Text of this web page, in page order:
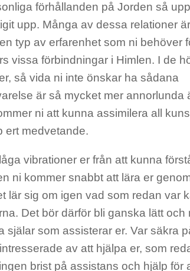
förhållanden på Jorden så
upp. Många av dessa relationer
typ av erfarenhet som ni behöver
vissa förbindningar i Himlen. I de
så vida ni inte önskar ha sådana
är så mycket mer annorlunda
ni att kunna assimilera all
ert medvetande.
vibrationer er från att kunna
ni kommer snabbt att lära er
lär sig om igen vad som redan var
Det bör därför bli ganska lätt och
själar som assisterar er. Var säkra
av att hjälpa er, som
brist på assistans och hjälp för